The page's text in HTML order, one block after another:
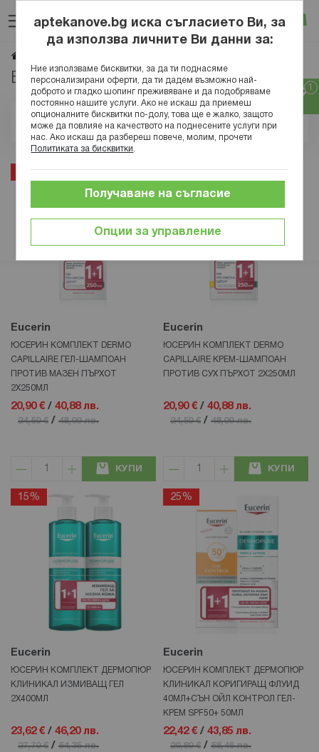
към
съдържанието
Вход
Eucerin комплекти
Позиция
15%
Eucerin
ЮСЕРИН КОМПЛЕКТ DERMO
CAPILLAIRE ГЕЛ-ШАМПОАН
ПРОТИВ МАЗЕН ПЪРХОТ
2Х250МЛ
20,90 € / 40,88 лв.
24,59 € / 48,09 лв.
КУПИ
15%
Eucerin
ЮСЕРИН КОМПЛЕКТ DERMO
CAPILLAIRE КРЕМ-ШАМПОАН
ПРОТИВ СУХ ПЪРХОТ 2Х250МЛ
20,90 € / 40,88 лв.
24,59 € / 48,09 лв.
КУПИ
15%
Eucerin
ЮСЕРИН КОМПЛЕКТ ДЕРМОПЮР
КЛИНИКАЛ ИЗМИВАЩ ГЕЛ
2Х400МЛ
23,62 € / 46,20 лв.
27,79 € / 54,35 лв.
25%
Eucerin
ЮСЕРИН КОМПЛЕКТ ДЕРМОПЮР
КЛИНИКАЛ КОРИГИРАЩ ФЛУИД
40МЛ+СЪН ОЙЛ КОНТРОЛ ГЕЛ-
КРЕМ SPF50+ 50МЛ
22,42 € / 43,85 лв.
29,89 € / 58,46 лв.
aptekanove.bg иска съгласието Ви, за
да използва личните Ви данни за:
Ние използваме бисквитки, за да ти поднасяме
персонализирани оферти, да ти дадем възможно най-
доброто и гладко шопинг преживяване и да подобряваме
постоянно нашите услуги. Ако не искаш да приемеш
опционалните бисквитки по-долу, това ще е жалко, защото
може да повлияе на качеството на поднесените услуги при
нас. Ако искаш да разбереш повече, молим, прочети
Политиката за бисквитки
Опции за управление
Получаване на съгласие